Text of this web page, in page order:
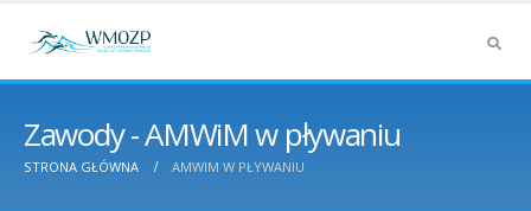
Zawody - AMWiM w pływaniu
STRONA GŁÓWNA AMWIM W PŁYWANIU